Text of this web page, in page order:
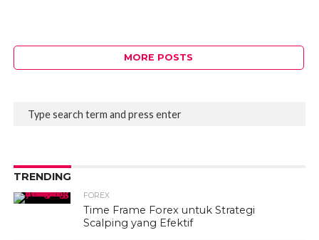
MORE POSTS
TRENDING
FOREX
Time Frame Forex untuk Strategi
Scalping yang Efektif